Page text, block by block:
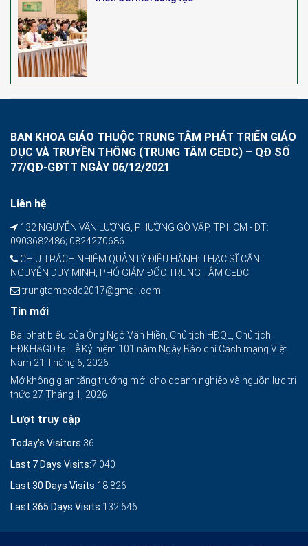
BAN KHOA GIÁO THUỘC TRUNG TÂM PHÁT TRIỂN GIÁO
DỤC VÀ TRUYỀN THÔNG (TRUNG TÂM CEDC) – QĐ SỐ
77/QĐ-GĐTT NGÀY 06/12/2021
Liên hệ
132 NGUYỄN VĂN LƯỢNG, PHƯỜNG GÒ VẤP, TP.HCM - ĐT:
0903682486; 0824270686
CHỊU TRÁCH NHIỆM QUẢN LÝ ĐIỀU HÀNH: THẠC SĨ CẤN
NGUYỄN DUY MINH, PHÓ GIÁM ĐỐC TRUNG TÂM CEDC
trungtamcedc2017@gmail.com
Tin mới
Bài phát biểu của Ông Ngô Văn Hiền, Chủ tịch HĐQL, Chủ tịch
HĐKH&GD tại Lễ Kỷ niệm 101 năm Ngày Báo chí Cách mạng Việt
Nam 21 Tháng 6, 2026
Mở không gian tăng trưởng mới cho doanh nghiệp và nguồn lực tri
thức 27 Tháng 1, 2026
Lượt truy cập
Today's Visitors:36
Last 7 Days Visits:7.040
Last 30 Days Visits:18.826
Last 365 Days Visits:132.646